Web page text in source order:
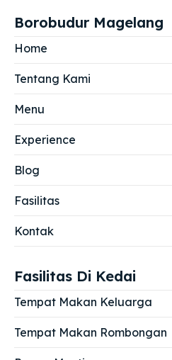
Borobudur Magelang
Home
Tentang Kami
Menu
Experience
Blog
Fasilitas
Kontak
Fasilitas Di Kedai
Tempat Makan Keluarga
Tempat Makan Rombongan